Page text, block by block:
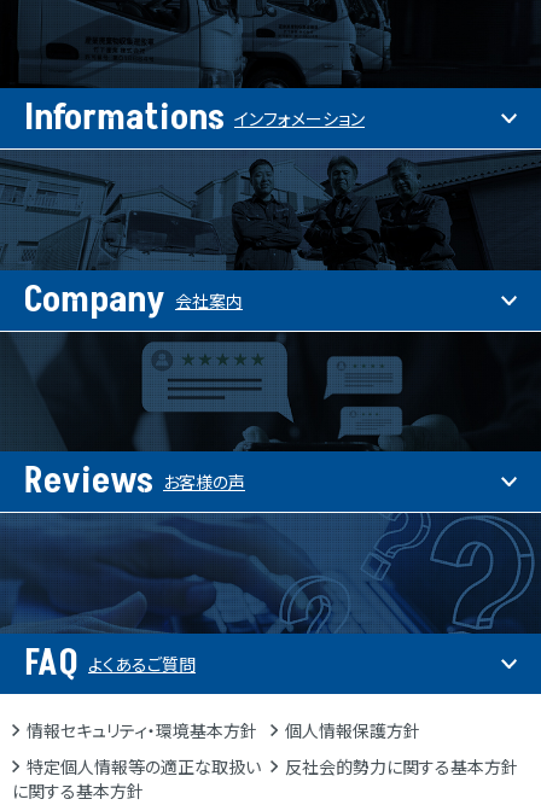
Informations インフォメーション
Company 会社案内
Reviews お客様の声
FAQ よくあるご質問
情報セキュリティ・環境基本方針
個人情報保護方針
特定個人情報等の適正な取扱い
に関する基本方針
反社会的勢力に関する基本方針